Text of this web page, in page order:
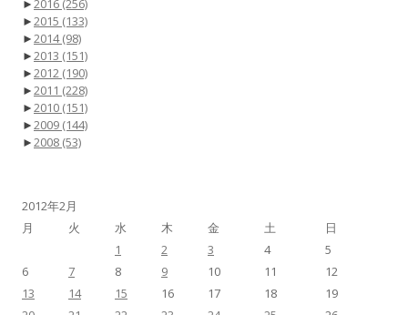
►2016 (256)
►2015 (133)
►2014(98)
►2013 (151)
►2012 (190)
►2011 (228)
►2010 (151)
►2009 (144)
►2008 (53)
2012年2月
月
火 水 木 金 土
日
1
2 3 4
5
6
7 8 9 10 11
12
13
14 15 16 17 18
19